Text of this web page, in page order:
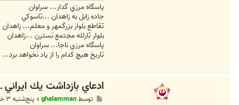
پاسگاه مرزي گدار... سراوان
جاده زابل به زاهدان ...تاسوکي
تقاطع بلوار بزرگمهر و معلم... زاهدان
بلوار ثارلله مجتمع نسترن ...زاهدان
پاسگاه مرزي ناجا... سراوان
تاريخ هيچ کدام را از ياد نخواهد برد...
ادعاي بازداشت يك
توسطghalamman
» پنج‌شنبه ۳ خرداد ۱۳۸۶, ۷:۱۸ ق.ظ